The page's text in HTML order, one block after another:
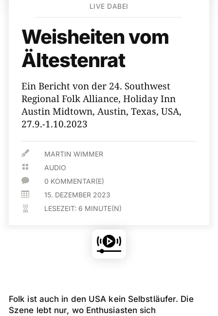
LIVE DABEI
Weisheiten vom
Ältestenrat
Ein Bericht von der 24. Southwest
Regional Folk Alliance, Holiday Inn
Austin Midtown, Austin, Texas, USA,
27.9.-1.10.2023
 MARTIN WIMMER
 AUDIO
 0 KOMMENTAR(E)
 15. DEZEMBER 2023
 LESEZEIT: 6 MINUTE(N)
Folk ist auch in den USA kein Selbstläufer. Die
Szene lebt nur, wo Enthusiasten sich